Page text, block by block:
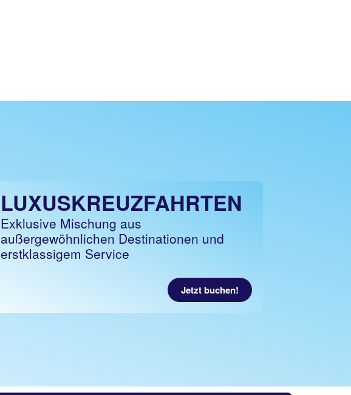
LUXUSKREUZFAHRTEN
Exklusive Mischung aus
außergewöhnlichen Destinationen und
erstklassigem Service
Jetzt buchen!